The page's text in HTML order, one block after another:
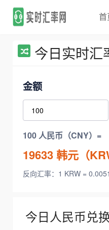
首
今日实时汇
金额
100 人民币（CNY）=
19633韩元（
反向汇率：1 KRW =
今日人民币兑